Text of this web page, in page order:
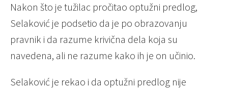
Nakon što je tužilac pročitao optužni predlog,
Selaković je podsetio da je po obrazovanju
pravnik i da razume krivična dela koja su
navedena, ali ne razume kako ih je on učinio.
Selaković je rekao i da optužni predlog nije